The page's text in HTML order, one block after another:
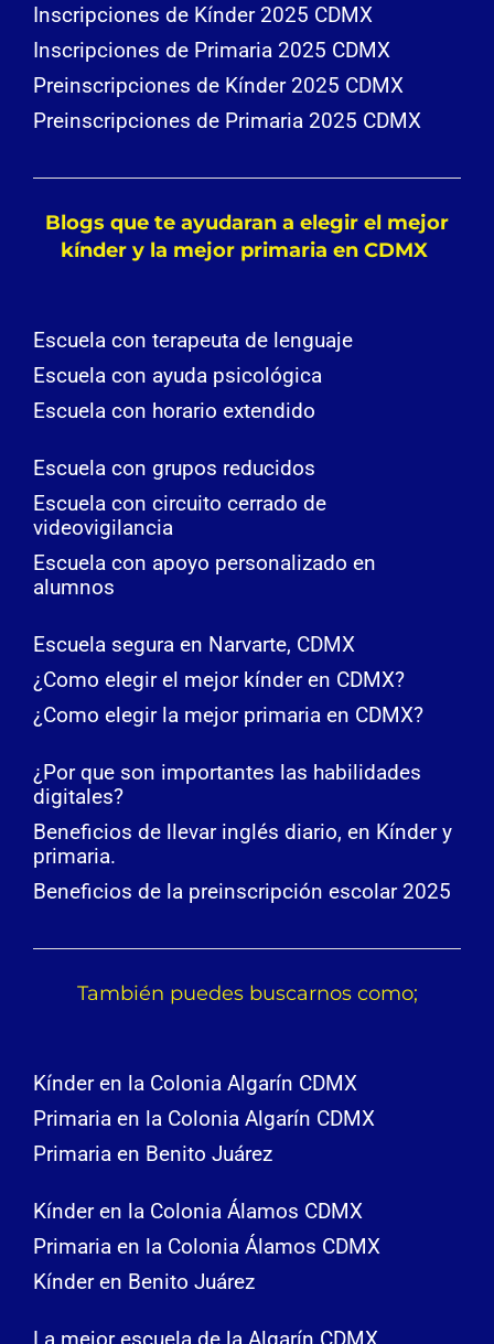
Inscripciones de Kínder 2025 CDMX
Inscripciones de Primaria 2025 CDMX
Preinscripciones de Kínder 2025 CDMX
Preinscripciones de Primaria 2025 CDMX
Blogs que te ayudaran a elegir el mejor
kínder y la mejor primaria en CDMX
Escuela con terapeuta de lenguaje
Escuela con ayuda psicológica
Escuela con horario extendido
Escuela con grupos reducidos
Escuela con circuito cerrado de
videovigilancia
Escuela con apoyo personalizado en
alumnos
Escuela segura en Narvarte, CDMX
¿Como elegir el mejor kínder en CDMX?
¿Como elegir la mejor primaria en CDMX?
¿Por que son importantes las habilidades
digitales?
Beneficios de llevar inglés diario, en Kínder y
primaria.
Beneficios de la preinscripción escolar 2025
También puedes buscarnos como;
Kínder en la Colonia Algarín CDMX
Primaria en la Colonia Algarín CDMX
Primaria en Benito Juárez
Kínder en la Colonia Álamos CDMX
Primaria en la Colonia Álamos CDMX
Kínder en Benito Juárez
La mejor escuela de la Algarín CDMX